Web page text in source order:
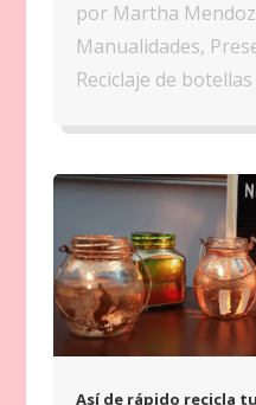
por Martha
Manualidades,
Reciclaje de botellas
Así de rápido recicla